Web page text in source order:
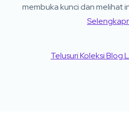
membuka kunci dan melihat
Telusuri Koleksi Blog